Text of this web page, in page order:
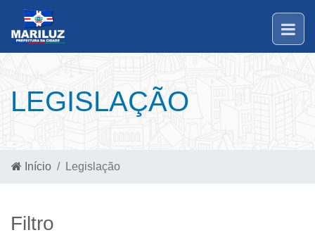
LEGISLAÇÃO
Início Legislação
Filtro